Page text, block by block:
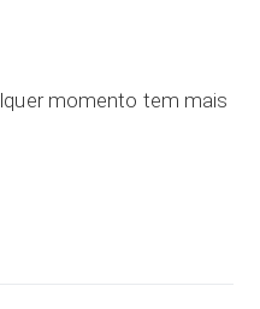
momento tem mais